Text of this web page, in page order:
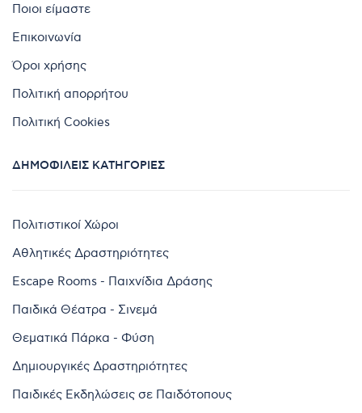
Ποιοι είμαστε
Επικοινωνία
Όροι χρήσης
Πολιτική απορρήτου
Πολιτική Cookies
ΔΗΜΟΦΙΛΕΊΣ ΚΑΤΗΓΟΡΊΕΣ
Πολιτιστικοί Χώροι
Αθλητικές Δραστηριότητες
Escape Rooms - Παιχνίδια Δράσης
Παιδικά Θέατρα - Σινεμά
Θεματικά Πάρκα - Φύση
Δημιουργικές Δραστηριότητες
Παιδικές Εκδηλώσεις σε Παιδότοπους